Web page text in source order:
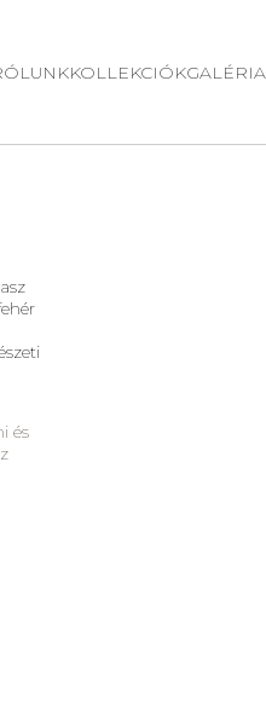
KOLLEKCIÓKGALÉRIA
és